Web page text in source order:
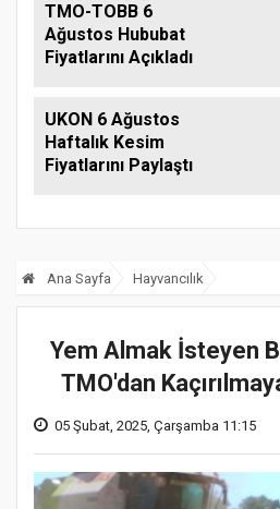
TMO-TOBB 6
Ağustos Hububat
Fiyatlarını Açıkladı
UKON 6 Ağustos
Haftalık Kesim
Fiyatlarını Paylaştı
Ana Sayfa Hayvancılık
Yem Almak İsteyen
TMO'dan
05 Şubat, 2025, Çarşamba 11:15